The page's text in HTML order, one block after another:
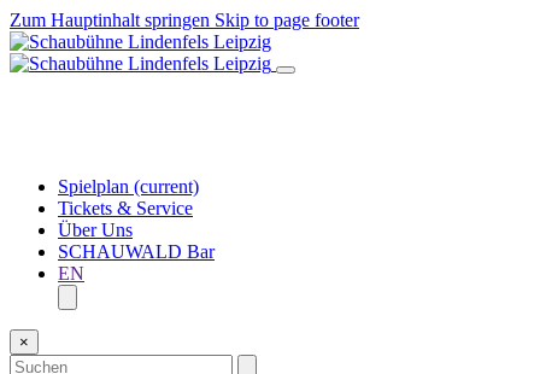
Zum Hauptinhalt springen Skip to page footer
Spielplan (current)
Tickets & Service
Über Uns
SCHAUWALD Bar
EN
×